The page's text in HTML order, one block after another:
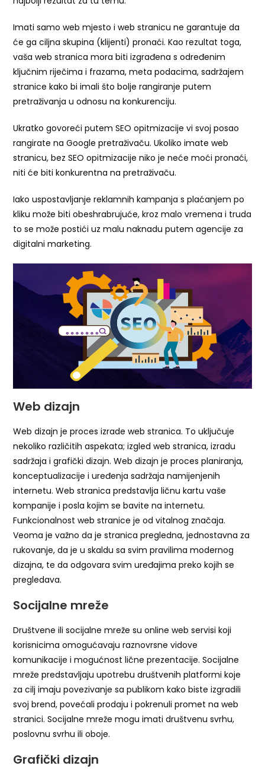
Imati samo web mjesto i web stranicu ne garantuje da
će ga ciljna skupina (klijenti) pronaći. Kao rezultat toga,
vaša web stranica mora biti izgrađena s određenim
ključnim riječima i frazama, meta podacima, sadržajem
stranice kako bi imali što bolje rangiranje putem
pretraživanja u odnosu na konkurenciju.
Ukratko govoreći putem SEO opitmizacije vi svoj posao
rangirate na Google pretraživaču. Ukoliko imate web
stranicu, bez SEO opitmizacije niko je neće moći pronaći,
niti će biti konkurentna na pretraživaču.
Iako uspostavljanje reklamnih kampanja s plaćanjem po
kliku može biti obeshrabrujuće, kroz malo vremena i truda
to se može postići uz malu naknadu putem agencije za
digitalni marketing.
Web dizajn
Web dizajn je proces izrade web stranica. To uključuje
nekoliko različitih aspekata; izgled web stranica, izradu
sadržaja i grafički dizajn. Web dizajn je proces planiranja,
konceptualizacije i uređenja sadržaja namijenjenih
internetu. Web stranica predstavlja ličnu kartu vaše
kompanije i posla kojim se bavite na internetu.
Funkcionalnost web stranice je od vitalnog značaja.
Veoma je važno da je stranica pregledna, jednostavna za
rukovanje, da je u skaldu sa svim pravilima modernog
dizajna, te da odgovara svim uređajima preko kojih se
pregledava.
Socijalne mreže
Društvene ili socijalne mreže su online web servisi koji
korisnicima omogućavaju raznovrsne vidove
komunikacije i mogućnost lične prezentacije. Socijalne
mreže predstavljaju upotrebu društvenih platformi koje
za cilj imaju povezivanje sa publikom kako biste izgradili
svoj brend, povećali prodaju i pokrenuli promet na web
stranici. Socijalne mreže mogu imati društvenu svrhu,
poslovnu svrhu ili oboje.
Grafički dizajn